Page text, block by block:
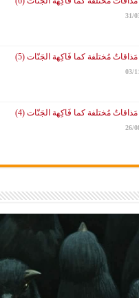
31/
مُختلفة كما فَاكِهة الجَنّات (5)
03/
مُختلفة كما فَاكِهة الجَنّات (4)
26/